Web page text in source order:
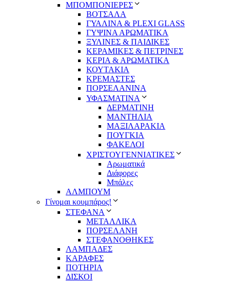
ΜΠΟΜΠΟΝΙΕΡΕΣ
ΒΟΤΣΑΛΑ
ΓΥΑΛΙΝΑ & PLEXI GLASS
ΓΥΨΙΝΑ ΑΡΩΜΑΤΙΚΑ
ΞΥΛΙΝΕΣ & ΠΑΙΔΙΚΕΣ
ΚΕΡΑΜΙΚΕΣ & ΠΕΤΡΙΝΕΣ
ΚΕΡΙΑ & ΑΡΩΜΑΤΙΚΑ
ΚΟΥΤΑΚΙΑ
ΚΡΕΜΑΣΤΕΣ
ΠΟΡΣΕΛΑΝΙΝΑ
ΥΦΑΣΜΑΤΙΝA
ΔΕΡΜΑΤΙΝΗ
ΜΑΝΤΗΛΙΑ
ΜΑΞΙΛΑΡΑΚΙΑ
ΠΟΥΓΚΙΑ
ΦΑΚΕΛΟΙ
ΧΡΙΣΤΟΥΓΕΝΝΙΑΤΙΚΕΣ
Αρωματικά
Διάφορες
Μπάλες
ΑΛΜΠΟΥΜ
Γίνομαι κουμπάρος!
ΣΤΕΦΑΝΑ
ΜΕΤΑΛΛΙΚΑ
ΠΟΡΣΕΛΑΝΗ
ΣΤΕΦΑΝΟΘΗΚΕΣ
ΛΑΜΠΑΔΕΣ
ΚΑΡΑΦΕΣ
ΠΟΤΗΡΙΑ
ΔΙΣΚΟΙ